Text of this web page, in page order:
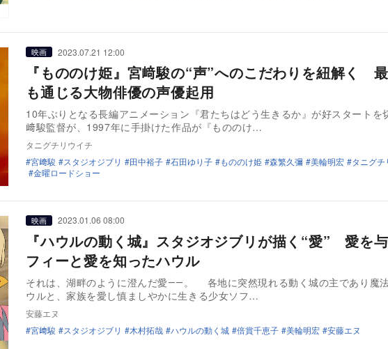
映画 2023.07.21 12:00
『もののけ姫』宮﨑駿の“声”へのこだわりを紐解く
も通じる大物俳優の声優起用
10年ぶりとなる長編アニメーション『君たちはどう生きるか』が好スタートを
﨑駿監督が、1997年に手掛けた作品が『もののけ…
タニグチリウイチ
宮﨑駿
スタジオジブリ 田中裕子 石田ゆり子 もののけ姫 森繁久彌 美輪明宏
タニグチ
金曜ロードショー
映画 2023.01.06 08:00
『ハウルの動く城』スタジオジブリが描く“愛” 愛を
フィーと愛を知ったハウル
それは、湖畔のように澄んだ愛――。 各地に突然現れる動く城の主であり魔
ウルと、家族を愛し慎ましやかに生きる少女ソフ…
安藤エヌ
宮﨑駿
スタジオジブリ 木村拓哉 ハウルの動く城 倍賞千恵子 美輪明宏 安藤エヌ